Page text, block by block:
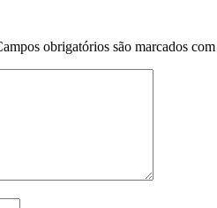
obrigatórios são marcados com